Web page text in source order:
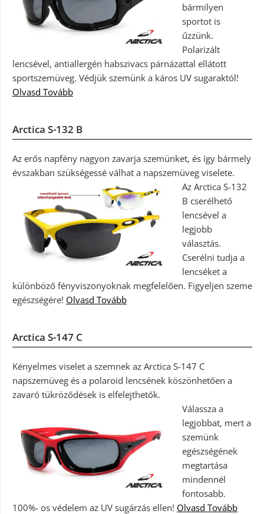
bármilyen
sportot is
űzzünk.
Polarizált
lencsével, antiallergén habszivacs párnázattal ellátott
sportszemüveg. Védjük szemünk a káros UV sugaraktól!
Olvasd Tovább
Arctica S-132 B
Az erős napfény nagyon zavarja szemünket, és így bármely
évszakban szükségessé válhat a napszemüveg viselete.
Az Arctica S-132
B cserélhető
lencsével a
legjobb
választás.
Cserélni tudja a
lencséket a
különböző fényviszonyoknak megfelelően. Figyeljen szeme
egészségére! Olvasd Tovább
Arctica S-147 C
Kényelmes viselet a szemnek az Arctica S-147 C
napszemüveg és a polaroid lencsének köszönhetően a
zavaró tükröződések is elfelejthetők.
Válassza a
legjobbat, mert a
szemünk
egészségének
megtartása
mindennél
fontosabb.
100%- os védelem az UV sugárzás ellen! Olvasd Tovább